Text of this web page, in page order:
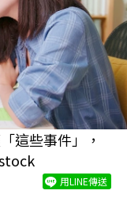
這些事件」，
用LINE傳送